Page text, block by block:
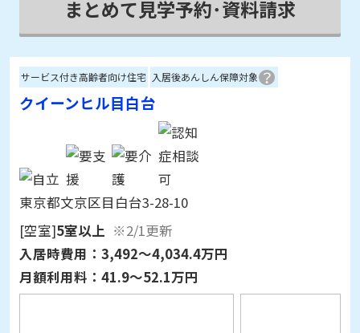
サービス付き高齢者向け住宅 入居後あんしん保障対象
クイーンヒル目白台
東京都文京区目白台3-28-10
[空室]5室以上
※2/1更新
入居時費用：3,492～4,034.4万円
月額利用料：41.9～52.1万円